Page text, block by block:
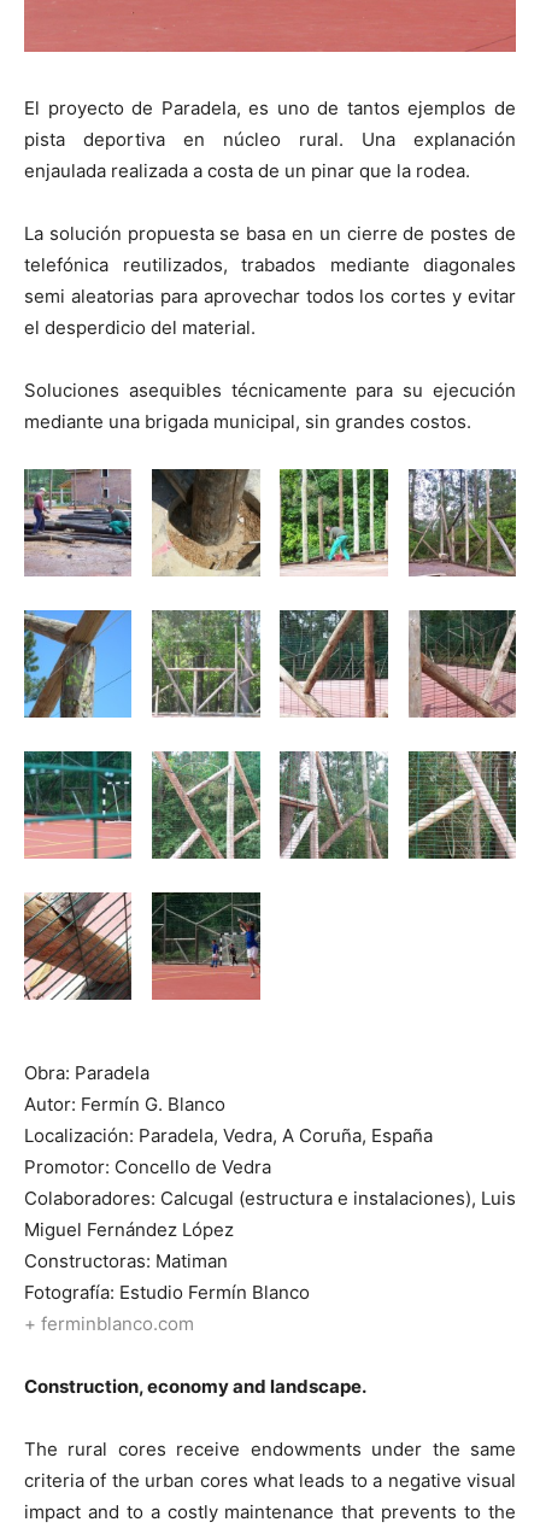
El proyecto de Paradela, es uno de tantos ejemplos de
pista deportiva en núcleo rural. Una explanación
enjaulada realizada a costa de un pinar que la rodea.
La solución propuesta se basa en un cierre de postes de
telefónica reutilizados, trabados mediante diagonales
semi aleatorias para aprovechar todos los cortes y evitar
el desperdicio del material.
Soluciones asequibles técnicamente para su ejecución
mediante una brigada municipal, sin grandes costos.
Obra: Paradela
Autor: Fermín G. Blanco
Localización: Paradela, Vedra, A Coruña, España
Promotor: Concello de Vedra
Colaboradores: Calcugal (estructura e instalaciones), Luis
Miguel Fernández López
Constructoras: Matiman
Fotografía: Estudio Fermín Blanco
+ ferminblanco.com
Construction, economy and landscape.
The rural cores receive endowments under the same
criteria of the urban cores what leads to a negative visual
impact and to a costly maintenance that prevents to the